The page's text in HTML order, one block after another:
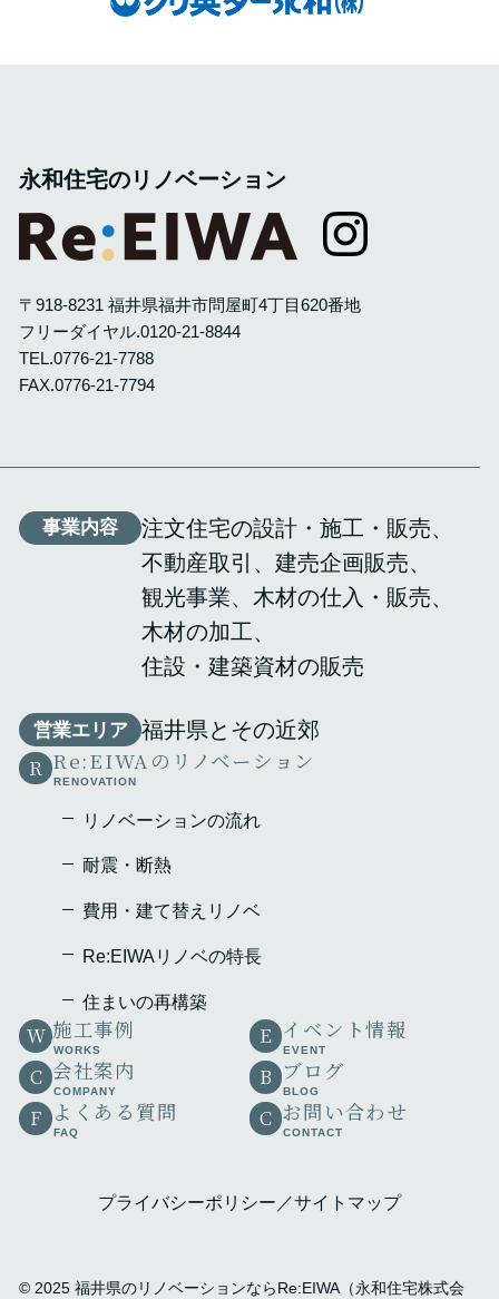
永和住宅のリノベーション
〒918-8231 福井県福井市問屋町4丁目620番地
フリーダイヤル.0120-21-8844
TEL.0776-21-7788
FAX.0776-21-7794
事業内容
注文住宅の設計・施工・販売
不動産取引
建売企画販売
観光事業
木材の仕入・販売
木材の加工
住設・建築資材の販売
営業エリア 福井県とその近郊
R Re:EIWAのリノベーション
RENOVATION
リノベーションの流れ
耐震・断熱
費用・建て替えリノベ
Re:EIWAリノベの特⾧
住まいの再構築
W 施工事例
WORKS
E イベント情報
EVENT
C 会社案内
COMPANY
B ブログ
BLOG
F よくある質問
FAQ
C お問い合わせ
CONTACT
プライバシーポリシー サイトマップ
© 2025 福井県のリノベーションならRe:EIWA（永和住宅株式会